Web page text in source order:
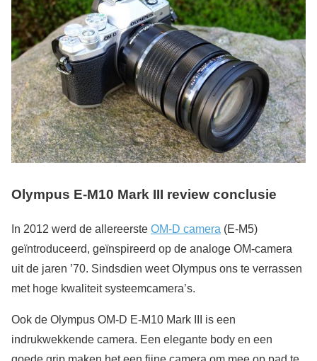
Olympus E-M10 Mark III review conclusie
In 2012 werd de allereerste OM-D camera (E-M5)
geïntroduceerd, geïnspireerd op de analoge OM-camera
uit de jaren ’70. Sindsdien weet Olympus ons te verrassen
met hoge kwaliteit systeemcamera’s.
Ook de Olympus OM-D E-M10 Mark III is een
indrukwekkende camera. Een elegante body en een